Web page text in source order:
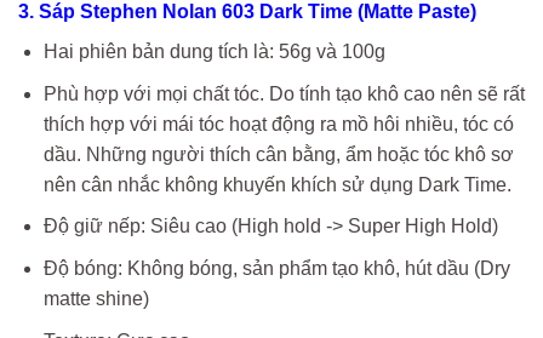
3. Sáp Stephen Nolan 603 Dark Time (Matte Paste)
Hai phiên bản dung tích là: 56g và 100g
Phù hợp với mọi chất tóc. Do tính tạo khô cao nên sẽ rất
thích hợp với mái tóc hoạt động ra mồ hôi nhiều, tóc có
dầu. Những người thích cân bằng, ẩm hoặc tóc khô sơ
nên cân nhắc không khuyến khích sử dụng Dark Time.
Độ giữ nếp: Siêu cao (High hold -> Super High Hold)
Độ bóng: Không bóng, sản phẩm tạo khô, hút dầu (Dry
matte shine)